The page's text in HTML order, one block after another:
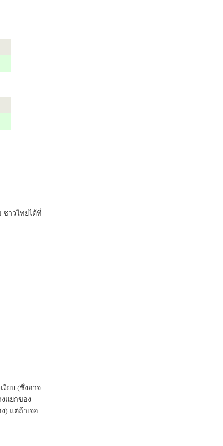
ชาวไทยได้ที่
งียบ (ซึ่งอาจ
งแยกของ
) แต่ถ้าเจอ